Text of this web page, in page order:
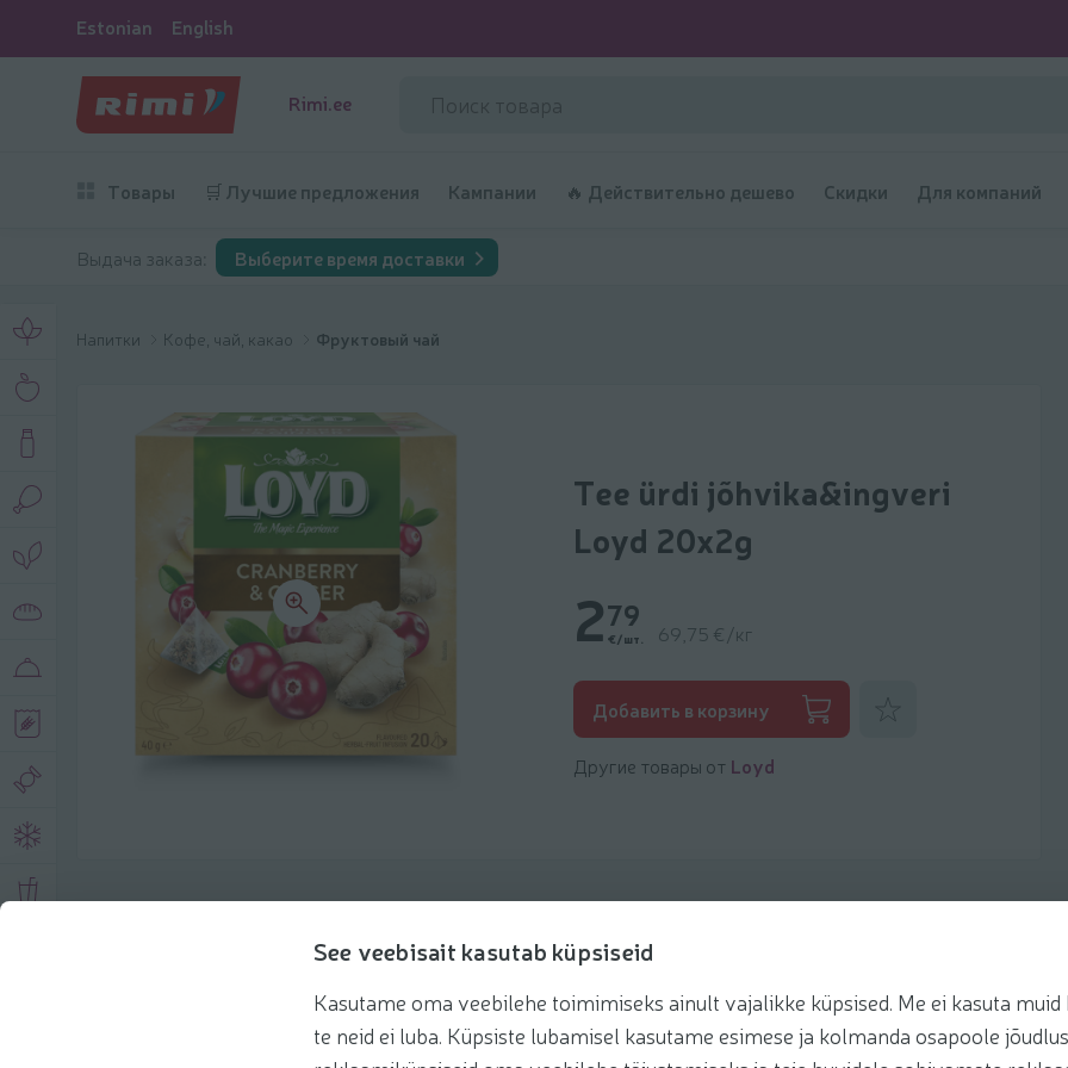
See veebisait kasutab küpsiseid
Kasutame oma veebilehe toimimiseks ainult vajalikke küpsised. Me ei kasuta muid
te neid ei luba. Küpsiste lubamisel kasutame esimese ja kolmanda osapoole
Estonian English
Rimi.ee
Товары 🛒 Лучшие предложения Кампании 🔥 Действительно дешево Скидки Для компаний
Выдача заказа: Выберите время доставки
Напитки Кофе, чай, какао Фруктовый чай
Tee ürdi jõhvika&ingveri
Loyd 20x2g
279
€/шт. 69,75 €/кг
Добавить в корзину
Другие товары от Loyd
Рекомендации Рецепты